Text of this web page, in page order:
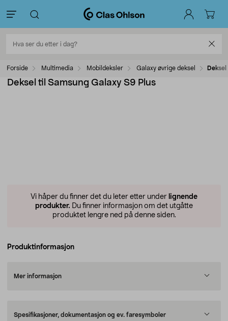
Forside Multimedia Mobildeksler Galaxy øvrige deksel
Deksel til Samsung Galaxy S9 Plus
Vi håper du finner det du leter etter under lignende
produkter. Du finner informasjon om det utgåtte
produktet lengre ned på denne siden.
Produktinformasjon
Mer informasjon
Spesifikasjoner, dokumentasjon og ev. faresymboler